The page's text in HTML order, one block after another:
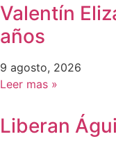
Valentín
años
9 agosto, 2026
Leer mas »
Liberan